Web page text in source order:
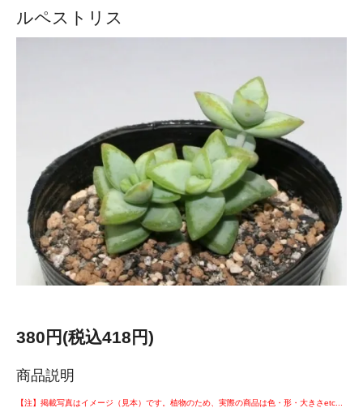
ルペストリス
380円(税込418円)
商品説明
【注】掲載写真はイメージ（見本）です。植物のため、実際の商品は色・形・大きさetc...